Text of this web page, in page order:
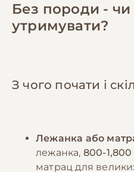
достатньо місця для
активності, зручне
Соціалізація та
навчання базовим
обов'язковими
натуральному
включати нежирне
кількість білків,
правильному
Порції мають
енергетичним
Без породи - чи
утримувати?
З чого почати і
Лежанка або
лежанка, 800-1,800
матрац для